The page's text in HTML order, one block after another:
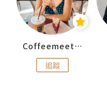
Coffeemeetjojo
追蹤